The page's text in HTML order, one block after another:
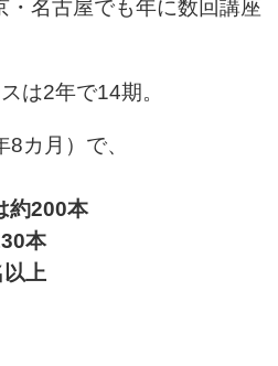
・名古屋でも年に数回講座
は2年で14期。
カ月）で、
約200本
本
上